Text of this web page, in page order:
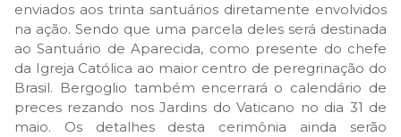
enviados aos trinta santuários diretamente envolvidos
na ação. Sendo que uma parcela deles será destinada
ao Santuário de Aparecida, como presente do chefe
da Igreja Católica ao maior centro de peregrinação do
Brasil. Bergoglio também encerrará o calendário de
preces rezando nos Jardins do Vaticano no dia 31 de
maio. Os detalhes desta cerimônia ainda serão